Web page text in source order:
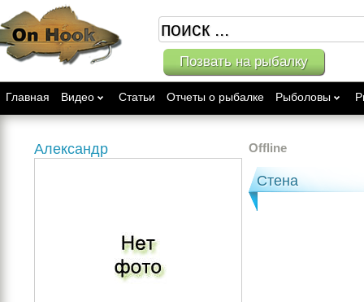
Позвать на рыбалку
Главная Видео Статьи Отчеты о рыбалке Рыболовы
Александр Offline
Стена